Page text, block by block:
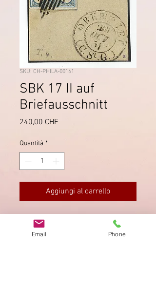
SKU: CH-PHILA-00161
SBK 17 II auf
Briefausschnitt
240,00 CHF
Quantità *
Aggiungi al carrello
Druckstein B3 RO, entwertet mit
schwarzer Raute, auf
Email Phone